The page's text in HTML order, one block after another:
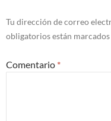
Tu dirección de correo
obligatorios están marcados
Comentario *